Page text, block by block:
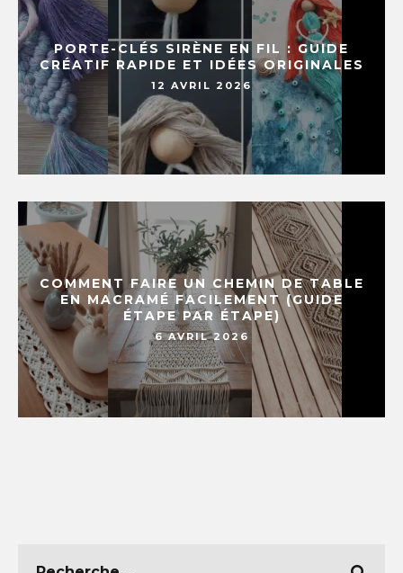
PORTE-CLÉS SIRÈNE EN FIL : GUIDE
CRÉATIF RAPIDE ET IDÉES ORIGINALES
12 AVRIL 2026
COMMENT FAIRE UN CHEMIN DE TABLE
EN MACRAMÉ FACILEMENT (GUIDE
ÉTAPE PAR ÉTAPE)
6 AVRIL 2026